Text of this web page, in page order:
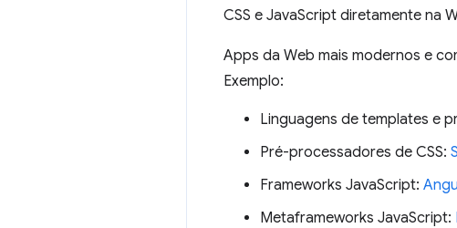
CSS e JavaScript diretamente na
Apps da Web mais modernos e
Exemplo:
Linguagens de templates e
Pré-processadores de CSS:
Frameworks JavaScript:
Metaframeworks JavaScript: